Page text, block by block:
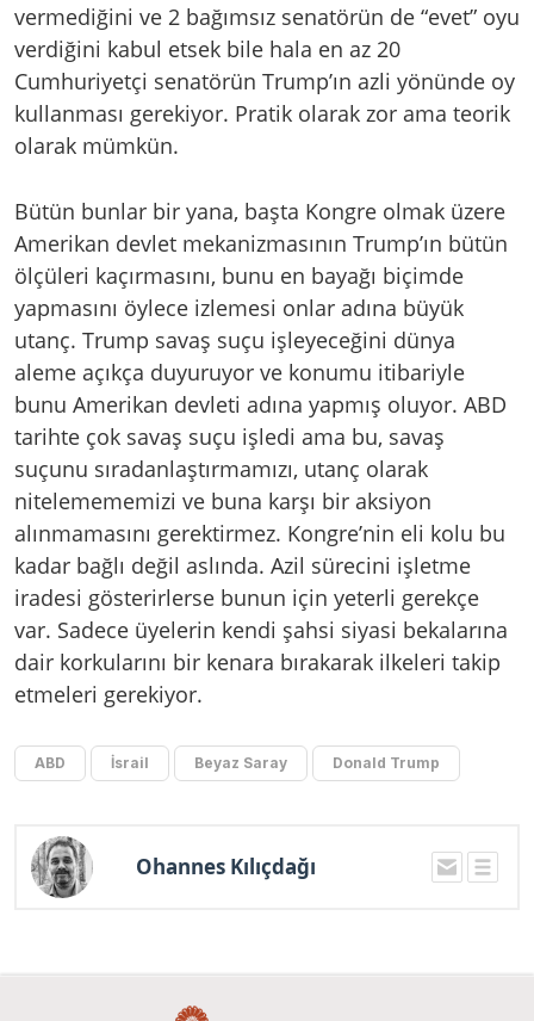
vermediğini ve 2 bağımsız senatörün de “evet” oyu
verdiğini kabul etsek bile hala en az 20
Cumhuriyetçi senatörün Trump’ın azli yönünde oy
kullanması gerekiyor. Pratik olarak zor ama teorik
olarak mümkün.
Bütün bunlar bir yana, başta Kongre olmak üzere
Amerikan devlet mekanizmasının Trump’ın bütün
ölçüleri kaçırmasını, bunu en bayağı biçimde
yapmasını öylece izlemesi onlar adına büyük
utanç. Trump savaş suçu işleyeceğini dünya
aleme açıkça duyuruyor ve konumu itibariyle
bunu Amerikan devleti adına yapmış oluyor. ABD
tarihte çok savaş suçu işledi ama bu, savaş
suçunu sıradanlaştırmamızı, utanç olarak
nitelemememizi ve buna karşı bir aksiyon
alınmamasını gerektirmez. Kongre’nin eli kolu bu
kadar bağlı değil aslında. Azil sürecini işletme
iradesi gösterirlerse bunun için yeterli gerekçe
var. Sadece üyelerin kendi şahsi siyasi bekalarına
dair korkularını bir kenara bırakarak ilkeleri takip
etmeleri gerekiyor.
ABD İsrail Beyaz Saray Donald Trump
Ohannes Kılıçdağı